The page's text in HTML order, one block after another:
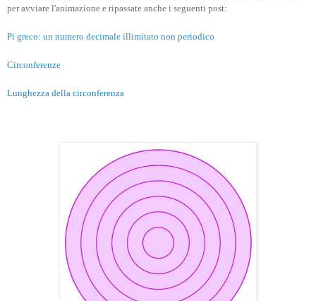
per avviare l'animazione e ripassate anche i seguenti post:
Pi greco: un numero decimale illimitato non periodico
Circonferenze
Lunghezza della circonferenza